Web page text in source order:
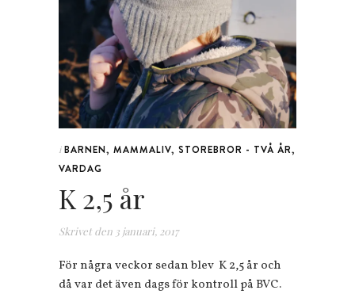
i BARNEN, MAMMALIV, STOREBROR - TVÅ ÅR,
VARDAG
K 2,5 år
Skrivet den 3 januari, 2017
För några veckor sedan blev K 2,5 år och
då var det även dags för kontroll på BVC.